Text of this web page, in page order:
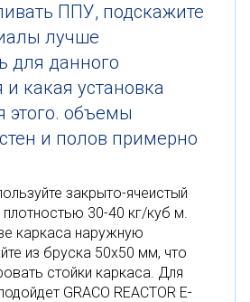
ППУ, подскажите
лучше
для данного
какая установка
этого. объемы
и полов примерно
закрыто-ячеистый
плотностью 30-40 кг/куб м.
каркаса наружную
из бруска 50х50 мм, что
стойки каркаса. Для
GRACO REACTOR E-